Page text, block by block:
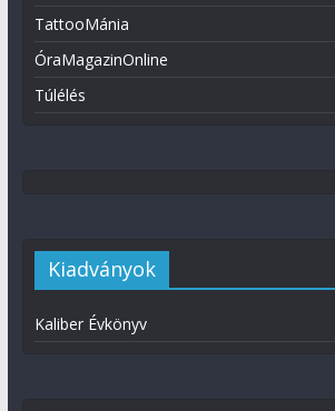
TattooMánia
ÓraMagazinOnline
Túlélés
Kiadványok
Kaliber Évkönyv